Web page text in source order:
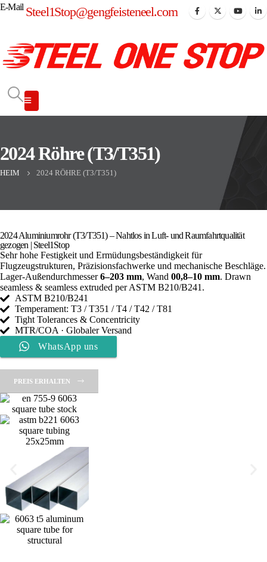
E-Mail Steel1Stop@gengfeisteneel.com
2024 Röhre (T3/T351)
HEIM 2024 RÖHRE (T3/T351)
2024 Aluminiumrohr (T3/T351) – Nahtlos in Luft- und Raumfahrtqualität
gezogen | Steel1Stop
Sehr hohe Festigkeit und Ermüdungsbeständigkeit für
Flugzeugstrukturen, Präzisionsfachwerke und mechanische Beschläge.
Lager-Außendurchmesser6–203 mm, Wand 00,8–10 mm. Drawn
seamless & seamless extruded per ASTM B210/B241.
ASTM B210/B241
Temperament: T3 / T351 / T4 / T42 / T81
Tight Tolerances & Concentricity
MTR/COA · Globaler Versand
WhatsApp uns
PREIS ERHALTEN